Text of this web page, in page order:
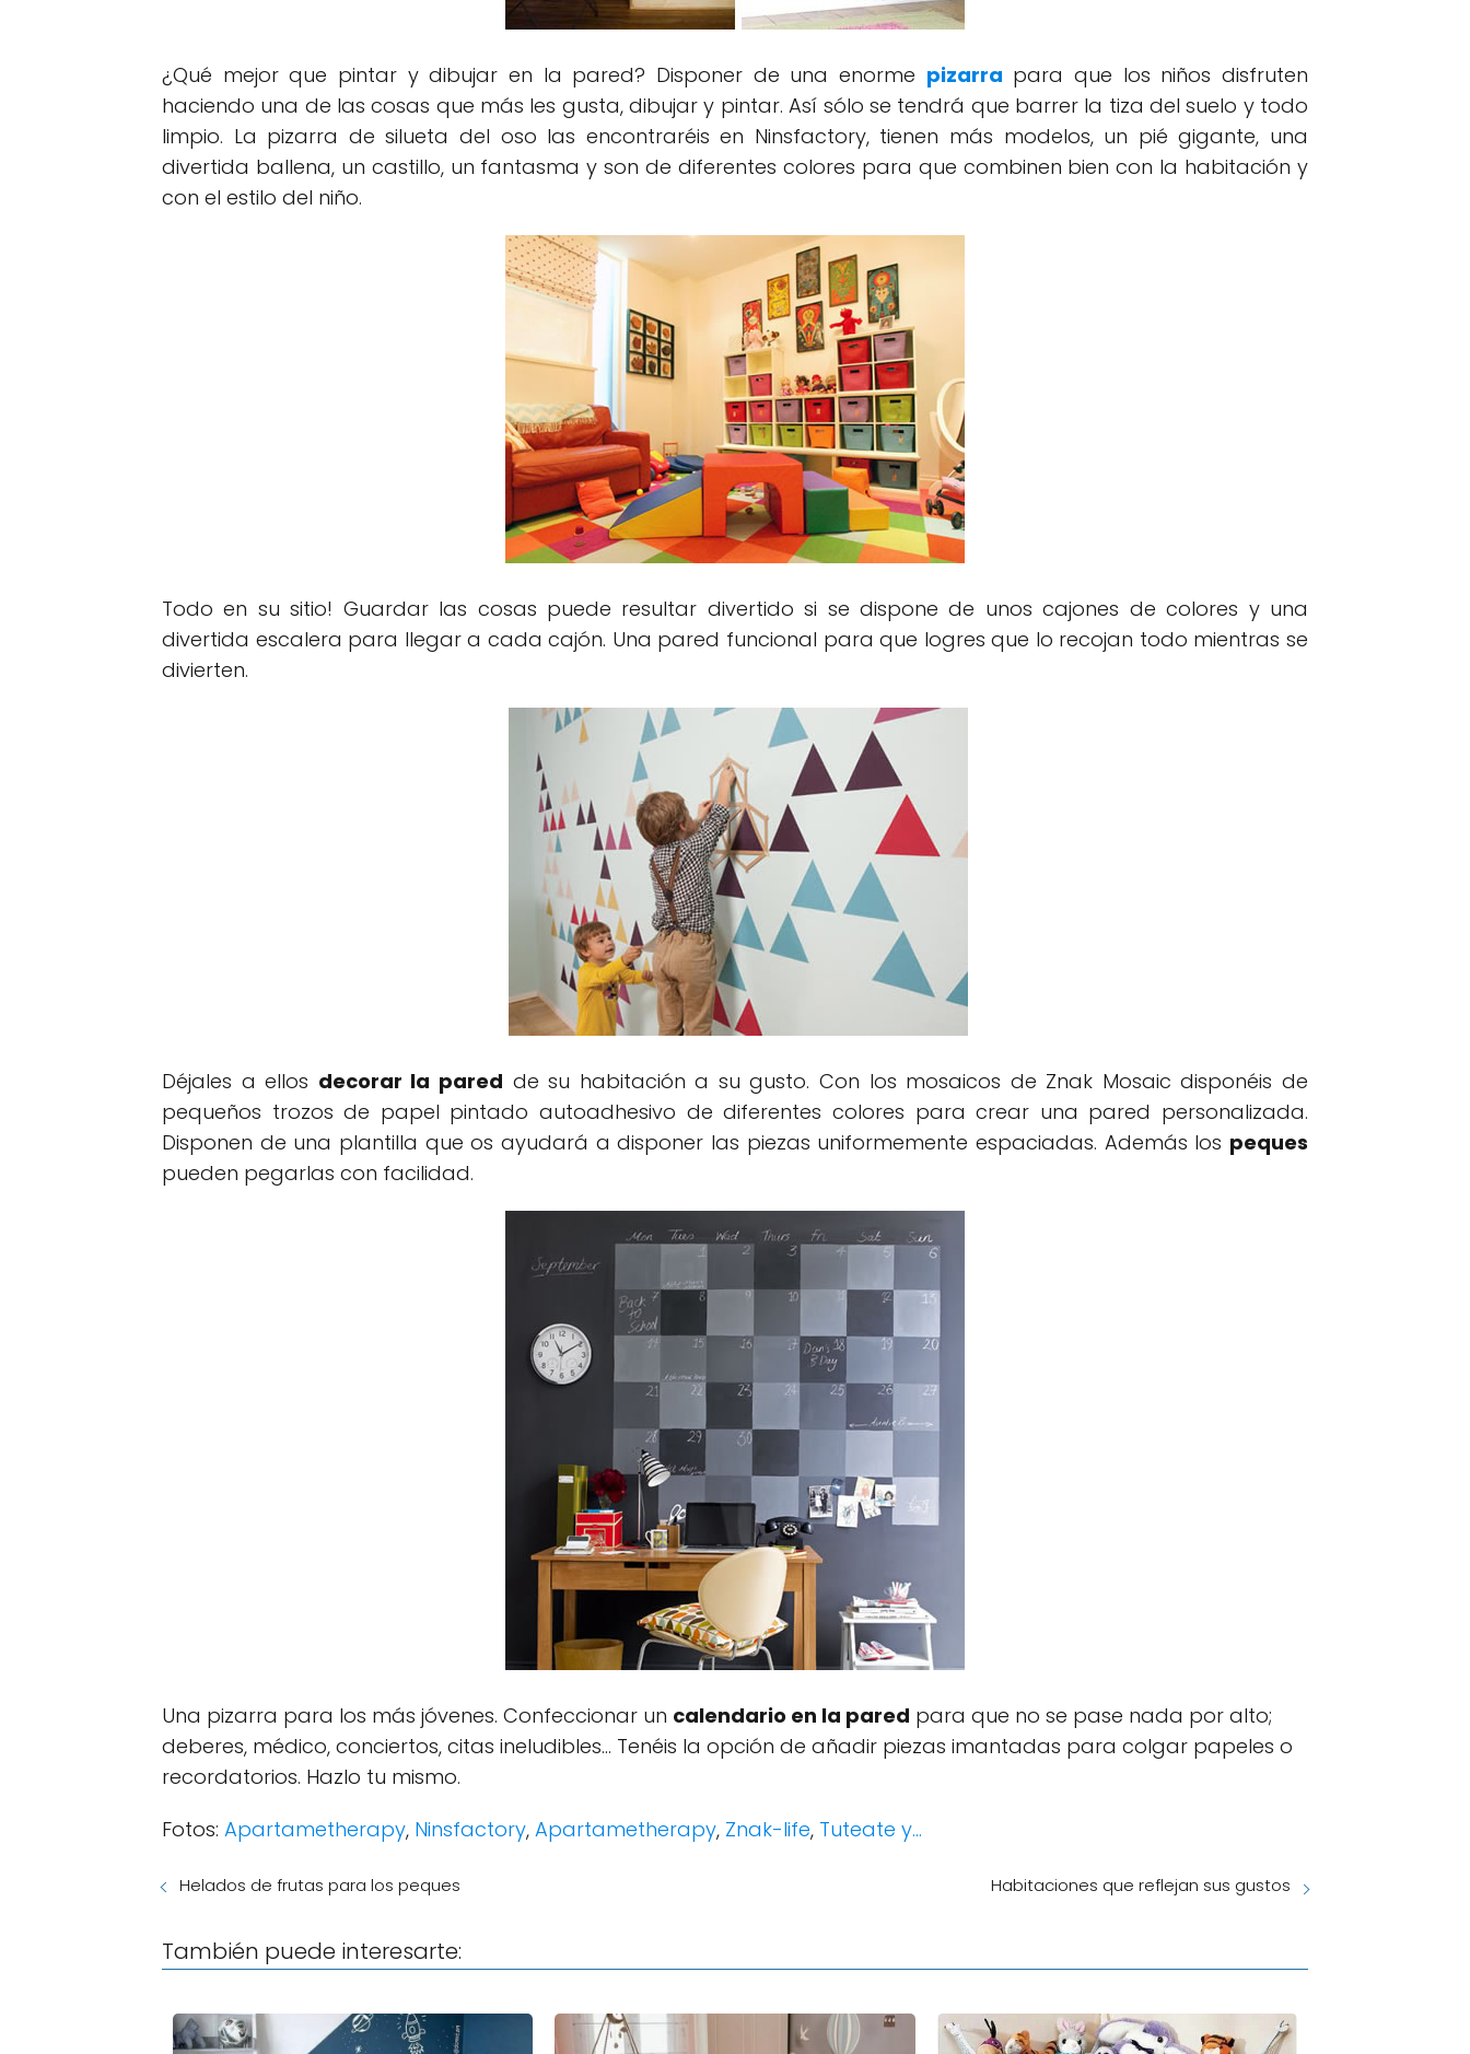
¿Qué mejor que pintar y dibujar en la pared? Disponer de una enorme pizarra para que los niños disfruten
haciendo una de las cosas que más les gusta, dibujar y pintar. Así sólo se tendrá que barrer la tiza del suelo y todo
limpio. La pizarra de silueta del oso las encontraréis en Ninsfactory, tienen más modelos, un pié gigante, una
divertida ballena, un castillo, un fantasma y son de diferentes colores para que combinen bien con la habitación y
con el estilo del niño.
Todo en su sitio! Guardar las cosas puede resultar divertido si se dispone de unos cajones de colores y una
divertida escalera para llegar a cada cajón. Una pared funcional para que logres que lo recojan todo mientras se
divierten.
Déjales a ellos decorar la pared de su habitación a su gusto. Con los mosaicos de Znak Mosaic disponéis de
pequeños trozos de papel pintado autoadhesivo de diferentes colores para crear una pared personalizada.
Disponen de una plantilla que os ayudará a disponer las piezas uniformemente espaciadas. Además los peques
pueden pegarlas con facilidad.
Una pizarra para los más jóvenes. Confeccionar un calendario en la pared para que no se pase nada por alto;
deberes, médico, conciertos, citas ineludibles... Tenéis la opción de añadir piezas imantadas para colgar papeles o
recordatorios. Hazlo tu mismo.
Fotos: Apartametherapy, Ninsfactory, Apartametherapy, Znak-life, Tuteate y…
Helados de frutas para los peques Habitaciones que reflejan sus gustos
También puede interesarte: